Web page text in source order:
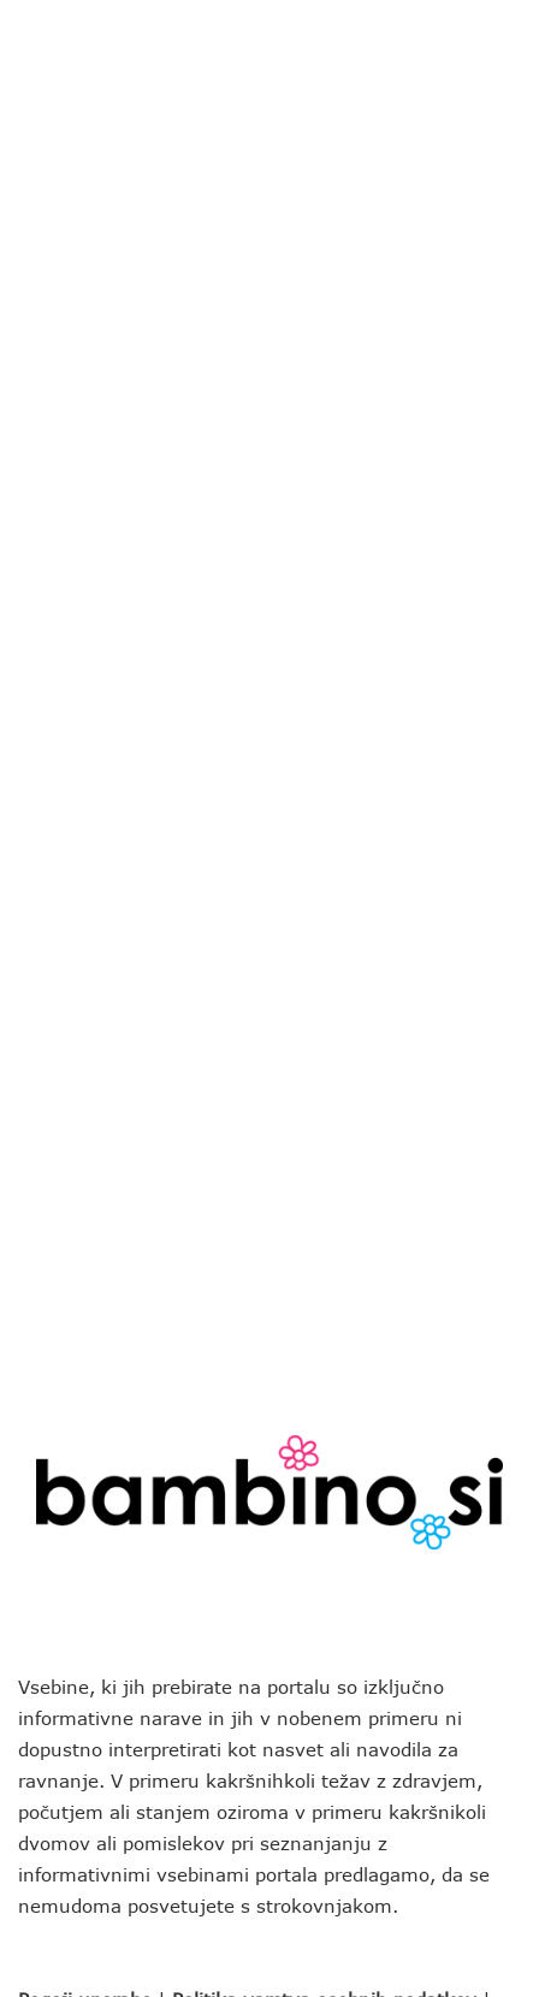
Vsebine, ki jih prebirate na portalu so izključno
informativne narave in jih v nobenem primeru ni
dopustno interpretirati kot nasvet ali navodila za
ravnanje. V primeru kakršnihkoli težav z zdravjem,
počutjem ali stanjem oziroma v primeru kakršnikoli
dvomov ali pomislekov pri seznanjanju z
informativnimi vsebinami portala predlagamo, da se
nemudoma posvetujete s strokovnjakom.